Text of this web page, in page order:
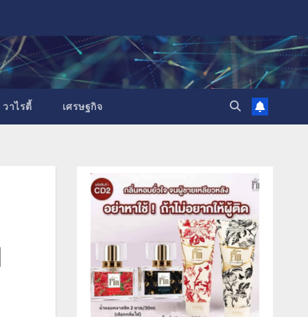
วาไรตี้ เศรษฐกิจ